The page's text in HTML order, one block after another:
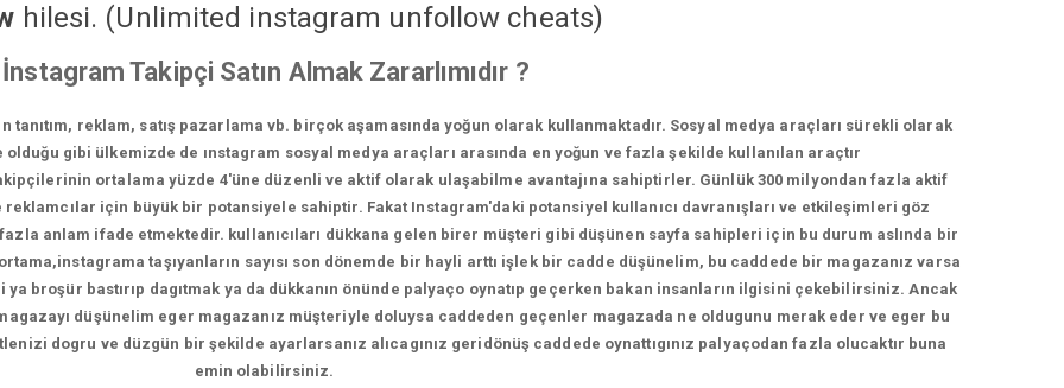
hilesi. (Unlimited instagram unfollow cheats)
İnstagram Takipçi Satın Almak Zararlımıdır ?
reklam, satış pazarlama vb. birçok aşamasında yoğun olarak kullanmaktadır. Sosyal medya araçları sürekli olarak
gibi ülkemizde de ınstagram sosyal medya araçları arasında en yoğun ve fazla şekilde kullanılan araçtır
ortalama yüzde 4'üne düzenli ve aktif olarak ulaşabilme avantajına sahiptirler. Günlük 300 milyondan fazla aktif
için büyük bir potansiyele sahiptir. Fakat Instagram'daki potansiyel kullanıcı davranışları ve etkileşimleri göz
anlam ifade etmektedir. kullanıcıları dükkana gelen birer müşteri gibi düşünen sayfa sahipleri için bu durum aslında bir
taşıyanların sayısı son dönemde bir hayli arttı işlek bir cadde düşünelim, bu caddede bir magazanız varsa
broşür bastırıp dagıtmak ya da dükkanın önünde palyaço oynatıp geçerken bakan insanların ilgisini çekebilirsiniz. Ancak
düşünelim eger magazanız müşteriyle doluysa caddeden geçenler magazada ne oldugunu merak eder ve eger bu
dogru ve düzgün bir şekilde ayarlarsanız alıcagınız geridönüş caddede oynattıgınız palyaçodan fazla olucaktır buna
emin olabilirsiniz.